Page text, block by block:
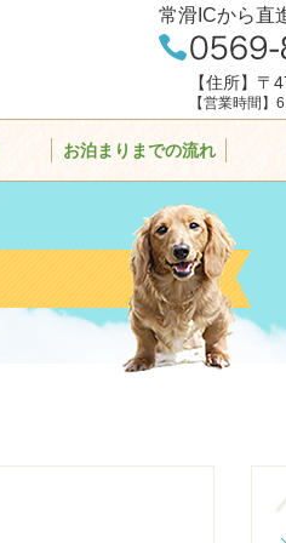
常滑ICから直
【住所】〒
【営業時間
お泊まりまでの流れ